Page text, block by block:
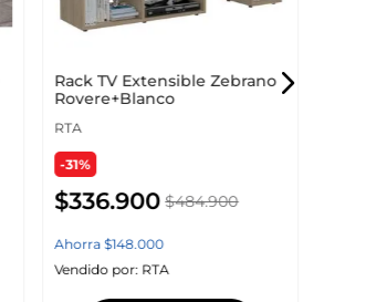
Rack TV Extensible Zebrano
Rovere+Blanco
RTA
-31%
$336.900 $484.900
Ahorra$148.000
Vendido por: RTA